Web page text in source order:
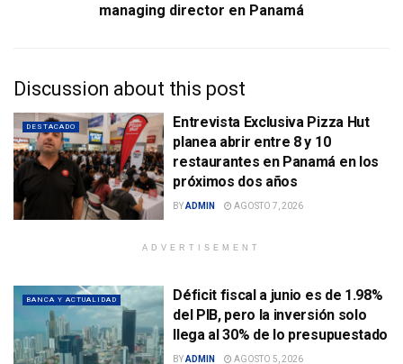
managing director en Panamá
Discussion about this post
DESTACADO
Entrevista Exclusiva Pizza Hut
planea abrir entre 8 y 10
restaurantes en Panamá en los
próximos dos años
BYADMIN AGOSTO 7, 2026
ADVERTISEMENT
BANCA Y ACTUALIDAD
Déficit fiscal a junio es de 1.98%
del PIB, pero la inversión solo
llega al 30% de lo presupuestado
BYADMIN AGOSTO 5, 2026